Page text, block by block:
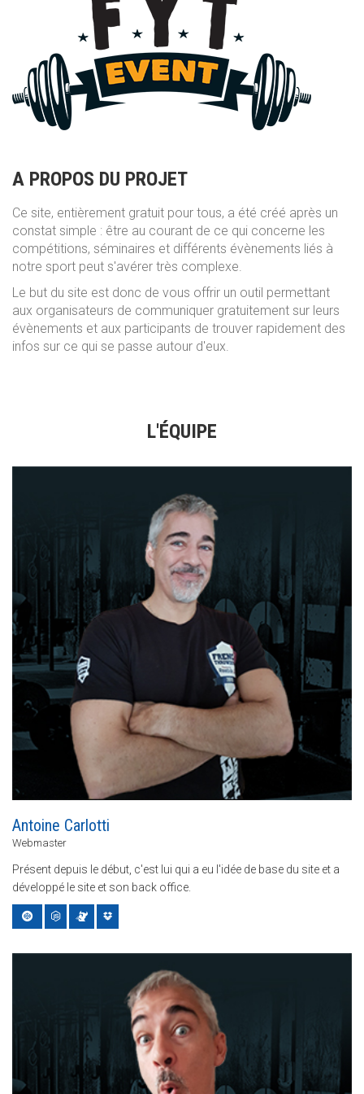
A PROPOS DU PROJET
Ce site, entièrement gratuit pour tous, a été créé après un
constat simple : être au courant de ce qui concerne les
compétitions, séminaires et différents évènements liés à
notre sport peut s'avérer très complexe.
Le but du site est donc de vous offrir un outil permettant
aux organisateurs de communiquer gratuitement sur leurs
évènements et aux participants de trouver rapidement des
infos sur ce qui se passe autour d'eux.
L'ÉQUIPE
Antoine Carlotti
Webmaster
Présent depuis le début, c'est lui qui a eu l'idée de base du site et a
développé le site et son back office.